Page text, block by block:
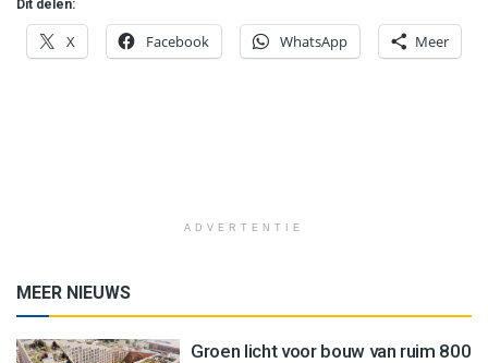
Dit delen:
X Facebook WhatsApp Meer
ADVERTENTIE
MEER NIEUWS
Groen licht voor bouw van ruim 800